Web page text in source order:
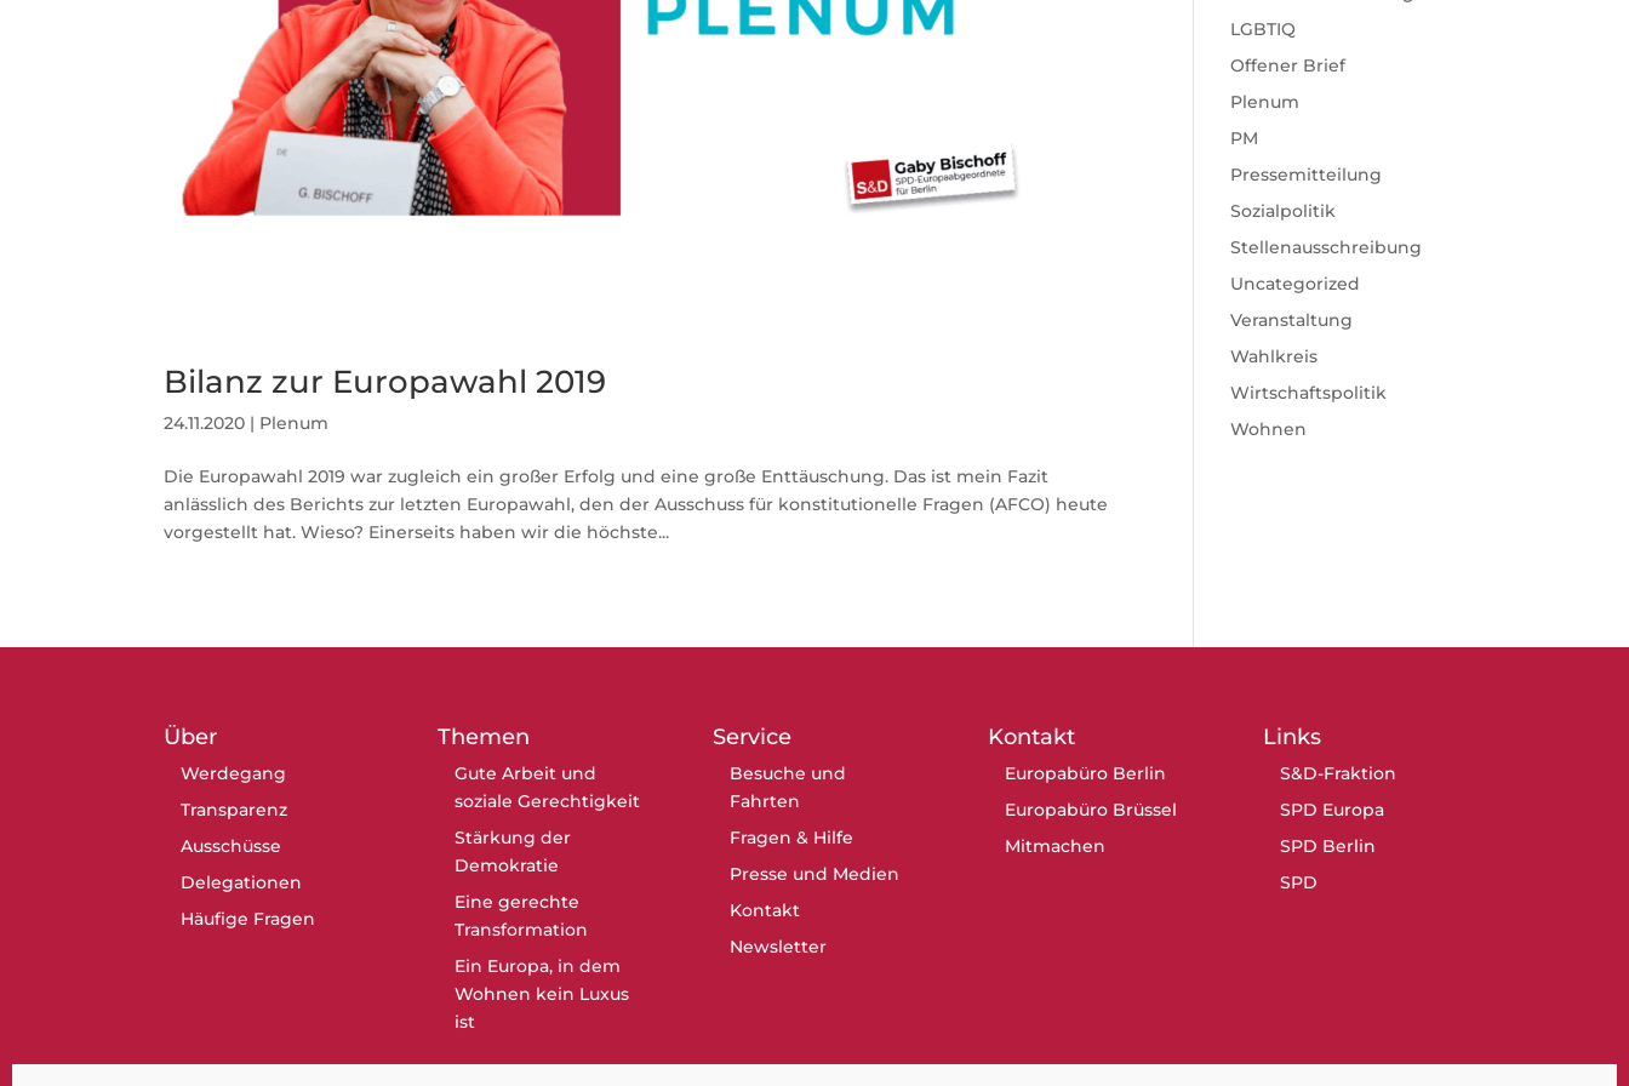
Bilanz zur Europawahl 2019
24.11.2020| Plenum
Die Europawahl 2019 war zugleich ein großer Erfolg und eine große Enttäuschung. Das ist mein Fazit
anlässlich des Berichts zur letzten Europawahl, den der Ausschuss für konstitutionelle Fragen (AFCO) heute
vorgestellt hat. Wieso? Einerseits haben wir die höchste...
LGBTIQ
Offener Brief
Plenum
PM
Pressemitteilung
Sozialpolitik
Stellenausschreibung
Uncategorized
Veranstaltung
Wahlkreis
Wirtschaftspolitik
Wohnen
Über
Werdegang
Transparenz
Ausschüsse
Delegationen
Häufige Fragen
Themen
Gute Arbeit und
soziale Gerechtigkeit
Stärkung der
Demokratie
Eine gerechte
Transformation
Ein Europa, in dem
Wohnen kein Luxus
ist
Service
Besuche und
Fahrten
Fragen & Hilfe
Presse und Medien
Kontakt
Newsletter
Kontakt
Europabüro Berlin
Europabüro Brüssel
Mitmachen
Links
S&D-Fraktion
SPD Europa
SPD Berlin
SPD